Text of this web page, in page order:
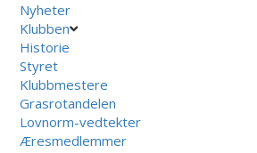
Nyheter
Klubben
Historie
Styret
Klubbmestere
Grasrotandelen
Lovnorm-vedtekter
Æresmedlemmer